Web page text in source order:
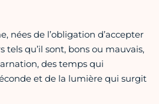
nées de l’obligation d’accepter
tels qu’il sont, bons ou mauvais,
des temps qui
et de la lumière qui surgit